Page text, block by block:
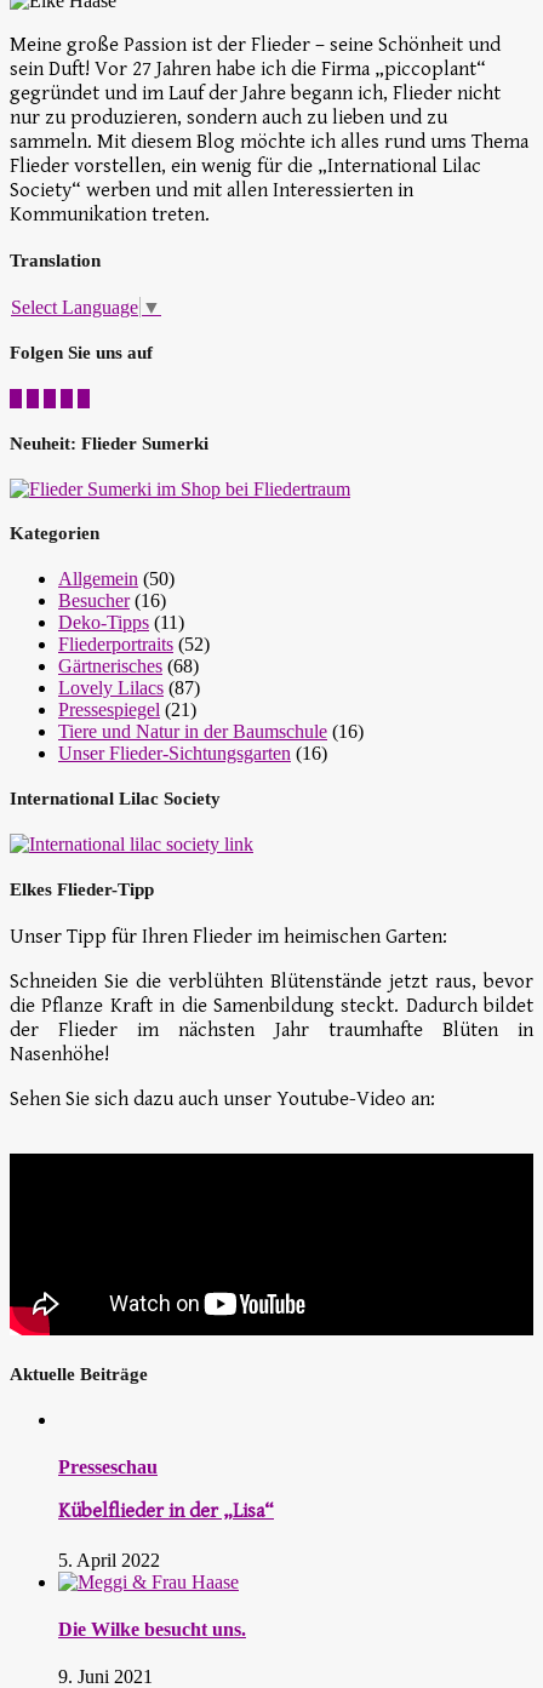
Meine große Passion ist der Flieder – seine Schönheit und
sein Duft! Vor 27 Jahren habe ich die Firma „piccoplant“
gegründet und im Lauf der Jahre begann ich, Flieder nicht
nur zu produzieren, sondern auch zu lieben und zu
sammeln. Mit diesem Blog möchte ich alles rund ums Thema
Flieder vorstellen, ein wenig für die „International Lilac
Society“ werben und mit allen Interessierten in
Kommunikation treten.
Translation
Select Language ▼
Folgen Sie uns auf
Neuheit: Flieder Sumerki
Kategorien
Allgemein (50)
Besucher(16)
Deko-Tipps (11)
Fliederportraits (52)
Gärtnerisches (68)
Lovely Lilacs (87)
Pressespiegel (21)
Tiere und Natur in der Baumschule (16)
Unser Flieder-Sichtungsgarten (16)
International Lilac Society
Elkes Flieder-Tipp
Unser Tipp für Ihren Flieder im heimischen Garten:
Schneiden Sie die verblühten Blütenstände jetzt raus, bevor
die Pflanze Kraft in die Samenbildung steckt. Dadurch bildet
der Flieder im nächsten Jahr traumhafte Blüten in
Nasenhöhe!
Sehen Sie sich dazu auch unser Youtube-Video an:
Aktuelle Beiträge
Presseschau
Kübelflieder in der „Lisa“
5. April 2022
Die Wilke besucht uns.
9. Juni 2021